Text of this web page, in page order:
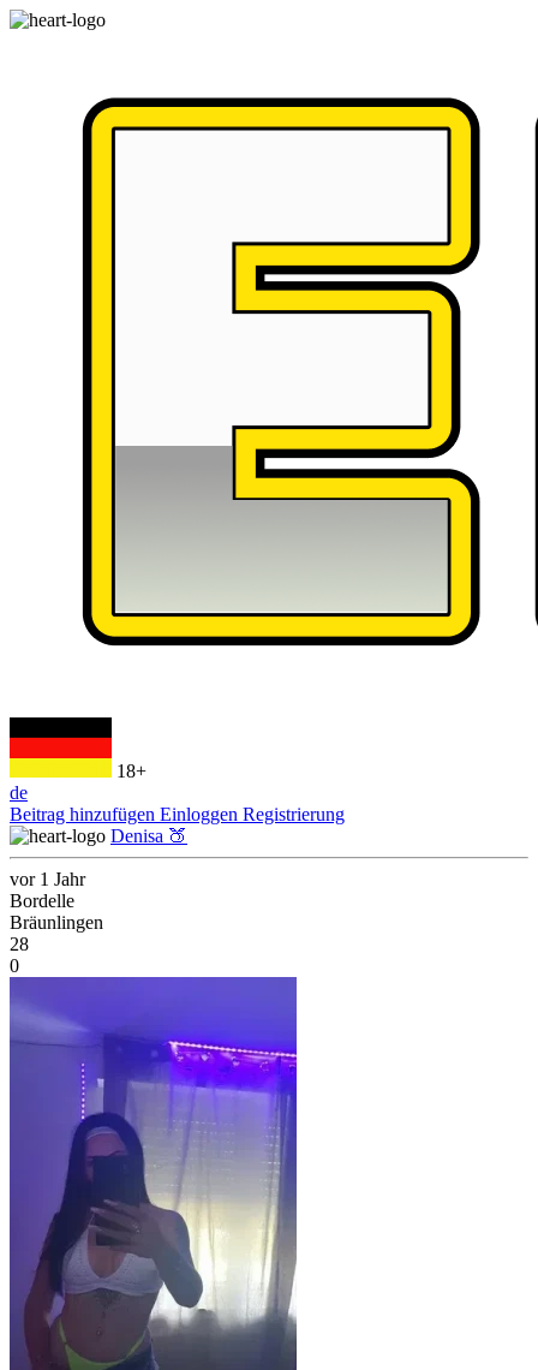
18+
de
Beitrag hinzufügen Einloggen Registrierung
Denisa 🍑
vor 1 Jahr
Bordelle
Bräunlingen
28
0